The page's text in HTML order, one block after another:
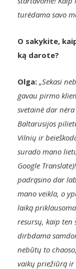
turėdama savo
O sakykite,
ką darote?
Olga: „Sekasi
gavau pirmo
svetainė dar
Baltarusijos
Vilnių ir
surado mano
Google
padrąsino dar
mano veikla, o
laiką
resursų, kaip ten
dirbdama
nebūtų to
vaikų priežiūrą